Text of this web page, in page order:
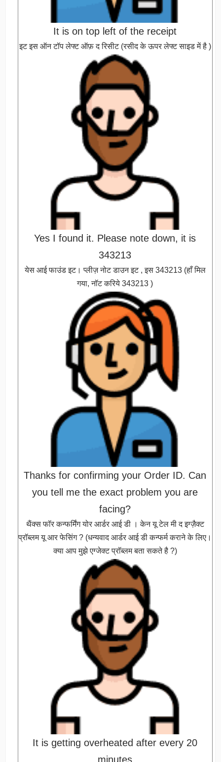
It is on top left of the receipt
इट इस ऑन टॉप लेफ्ट ऑफ़ द रिसीट (रसीद के ऊपर लेफ्ट साइड में है )
Yes I found it. Please note down, it is
343213
येस आई फाउंड इट। प्लीज़ नोट डाउन इट , इस 343213 (हाँ मिल
गया, नॉट करिये 343213 )
Thanks for confirming your Order ID. Can
you tell me the exact problem you are
facing?
थैंक्स फॉर कन्फर्मिंग योर आर्डर आई डी । केन यू टेल मी द इग्ज़ैक्ट
प्रॉब्लम यू आर फेसिंग ? (धन्यवाद आर्डर आई डी कन्फर्म कराने के लिए।
क्या आप मुझे एग्जेक्ट प्रॉब्लम बता सकते है ?)
It is getting overheated after every 20
minutes